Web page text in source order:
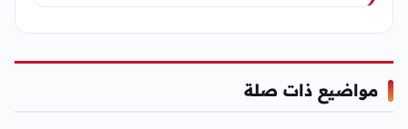
مواضيع ذات صلة